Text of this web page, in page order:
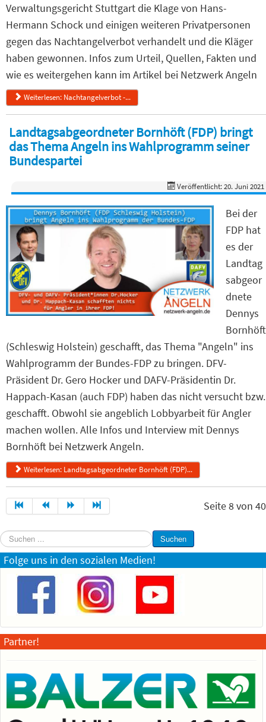
Verwaltungsgericht Stuttgart die Klage von Hans-
Hermann Schock und einigen weiteren Privatpersonen
gegen das Nachtangelverbot verhandelt und die Kläger
haben gewonnen. Infos zum Urteil, Quellen, Fakten und
wie es weitergehen kann im Artikel bei Netzwerk Angeln
Weiterlesen: Nachtangelverbot -...
Landtagsabgeordneter Bornhöft (FDP) bringt
das Thema Angeln ins Wahlprogramm seiner
Bundespartei
Veröffentlicht: 20. Juni 2021
Bei der
FDP hat
es der
Landtag
sabgeor
dnete
Dennys
Bornhöft
(Schleswig Holstein) geschafft, das Thema "Angeln" ins
Wahlprogramm der Bundes-FDP zu bringen. DFV-
Präsident Dr. Gero Hocker und DAFV-Präsidentin Dr.
Happach-Kasan (auch FDP) haben das nicht versucht bzw.
geschafft. Obwohl sie angeblich Lobbyarbeit für Angler
machen wollen. Alle Infos und Interview mit Dennys
Bornhöft bei Netzwerk Angeln.
Weiterlesen: Landtagsabgeordneter Bornhöft (FDP)...
Seite 8 von 40
Suchen
...
Suchen
Folge uns in den sozialen Medien!
Partner!